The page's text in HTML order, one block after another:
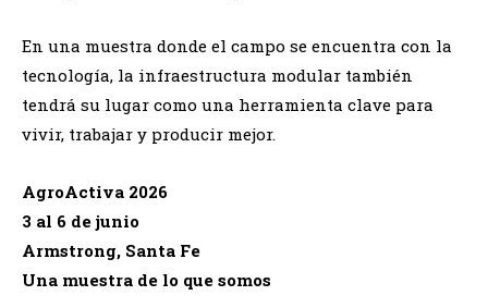
En una muestra donde el campo se encuentra con la
tecnología, la infraestructura modular también
tendrá su lugar como una herramienta clave para
vivir, trabajar y producir mejor.
AgroActiva 2026
3 al 6 de junio
Armstrong, Santa Fe
Una muestra de lo que somos